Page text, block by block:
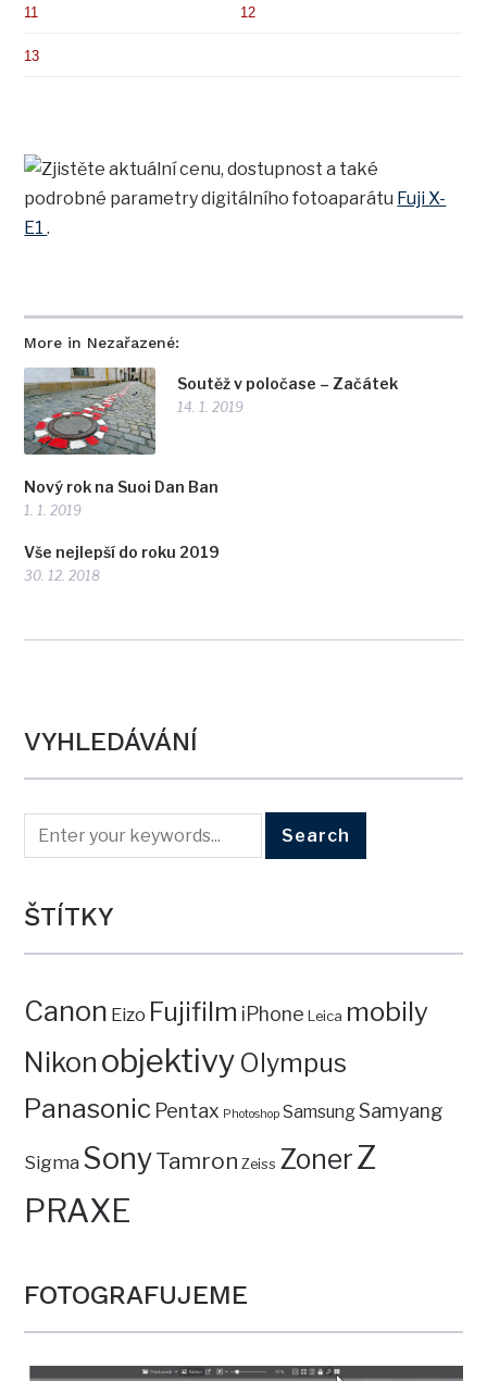
More in Nezařazené:
Soutěž v poločase – Začátek
14. 1. 2019
Nový rok na Suoi Dan Ban
1. 1. 2019
Vše nejlepší do roku 2019
30. 12. 2018
11 12
13
Zjistěte aktuální cenu, dostupnost a také
podrobné parametry digitálního fotoaparátu Fuji X-
E1.
VYHLEDÁVÁNÍ
ŠTÍTKY
Canon Eizo Fujifilm iPhone Leica mobily
Nikon objektivy Olympus
Panasonic Pentax Photoshop SamsungSamyang
Sigma SonyTamron Zeiss ZonerZ
PRAXE
FOTOGRAFUJEME